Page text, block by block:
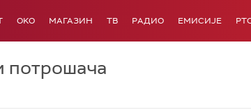
OKO МАГАЗИН ТВ РАДИО ЕМИСИЈЕ
потрошача